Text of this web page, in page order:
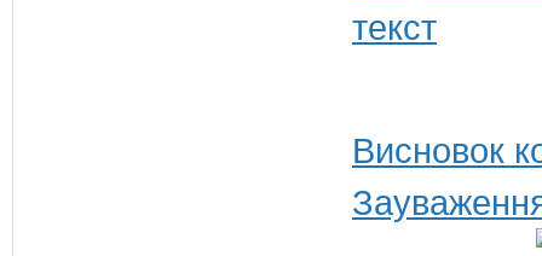
Висновок